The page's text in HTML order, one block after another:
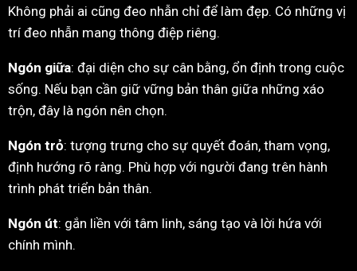
Không phải ai cũng đeo nhẫn chỉ để làm đẹp. Có những vị
trí đeo nhẫn mang thông điệp riêng.
Ngón giữa: đại diện cho sự cân bằng, ổn định trong cuộc
sống. Nếu bạn cần giữ vững bản thân giữa những xáo
trộn, đây là ngón nên chọn.
Ngón trỏ: tượng trưng cho sự quyết đoán, tham vọng,
định hướng rõ ràng. Phù hợp với người đang trên hành
trình phát triển bản thân.
Ngón út: gắn liền với tâm linh, sáng tạo và lời hứa với
chính mình.